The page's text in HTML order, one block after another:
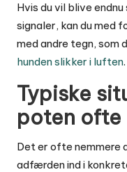
Hvis du vil blive
signaler, kan du med
med andre tegn, som
hunden slikker i luften.
Typiske
poten
Det er ofte nemmere
adfærden ind i